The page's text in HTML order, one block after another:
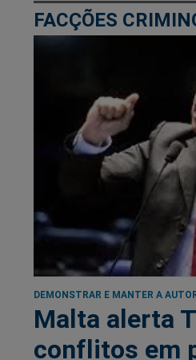
FACÇÕES
DEMONSTRAR E MANTER A
Malta alerta
conflitos em